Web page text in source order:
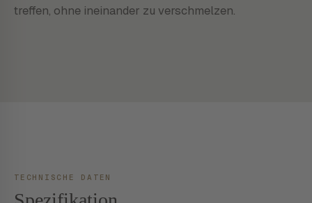
treffen, ohne ineinander zu verschmelzen.
TECHNISCHE DATEN